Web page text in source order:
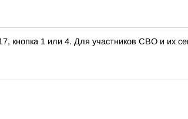
кнопка 1 или 4. Для участников СВО и их